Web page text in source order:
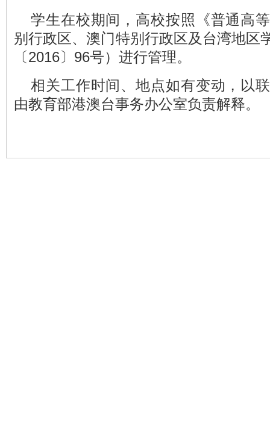
学生在校期间，高校按照《普通高
别行政区、澳门特别行政区及台湾地区
〔2016〕96号）进行管理。
相关工作时间、地点如有变动，以
由教育部港澳台事务办公室负责解释。